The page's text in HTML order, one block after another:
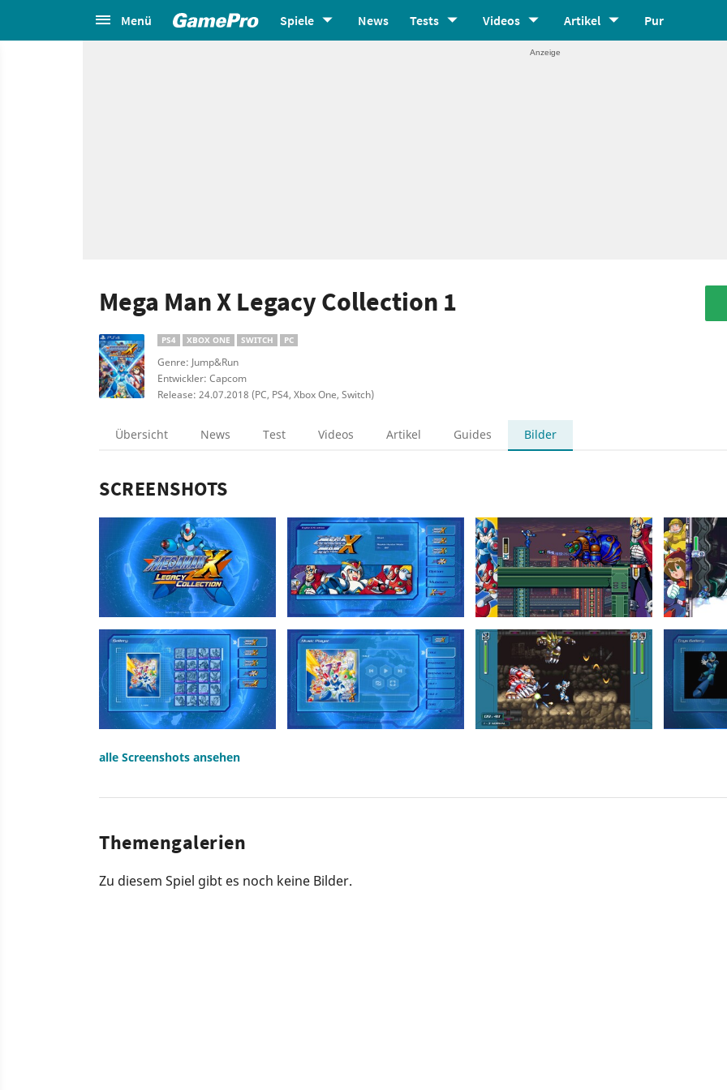
Menü Spiele News Tests Videos Artikel Pur
Mega Man X Legacy Collection 1
PS4 XBOX ONE SWITCH PC
Genre: Jump&Run
Entwickler: Capcom
Release: 24.07.2018 (PC, PS4, Xbox One, Switch)
Übersicht News Test Videos Artikel Guides Bilder
SCREENSHOTS
alle Screenshots ansehen
Themengalerien
Zu diesem Spiel gibt es noch keine Bilder.